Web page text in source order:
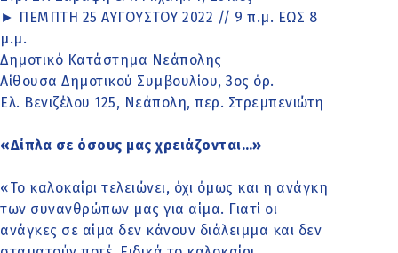
► ΠΕΜΠΤΗ 25 ΑΥΓΟΥΣΤΟΥ 2022 // 9 π.μ. ΕΩΣ 8
μ.μ.
Δημοτικό Κατάστημα Νεάπολης
Αίθουσα Δημοτικού Συμβουλίου, 3ος όρ.
Ελ. Βενιζέλου 125, Νεάπολη, περ. Στρεμπενιώτη
«Δίπλα σε όσους μας χρειάζονται…»
«Το καλοκαίρι τελειώνει, όχι όμως και η ανάγκη
των συνανθρώπων μας για αίμα. Γιατί οι
ανάγκες σε αίμα δεν κάνουν διάλειμμα και δεν